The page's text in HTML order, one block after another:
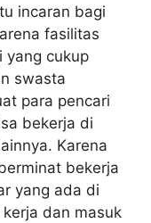
incaran bagi
fasilitas
yang cukup
swasta
para pencari
bekerja di
Karena
bekerja
yang ada di
dan masuk